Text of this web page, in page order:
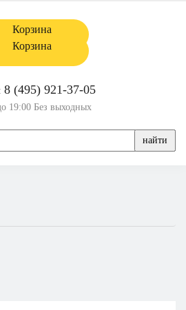
Корзина
Корзина
8 (495) 921-37-05
19:00 Без выходных
найти